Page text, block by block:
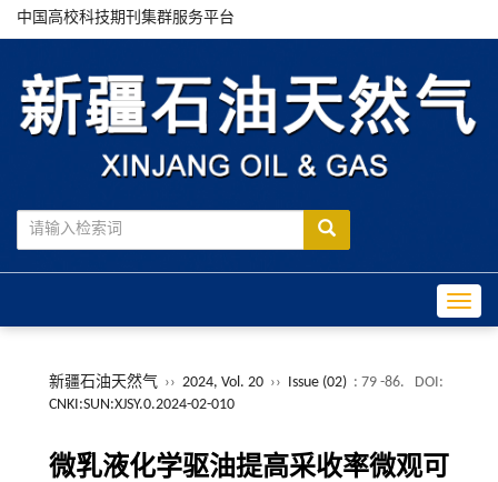
中国高校科技期刊集群服务平台
新疆石油天然气 ›› 2024, Vol. 20 ›› Issue (02) : 79 -86.
DOI:
CNKI:SUN:XJSY.0.2024-02-010
微乳液化学驱油提高采收率微观可